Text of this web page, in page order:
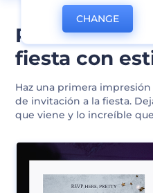
Plantillas de
fiesta con
Haz una primera
de invitación a la fiesta.
que viene y lo increíble
CHANGE